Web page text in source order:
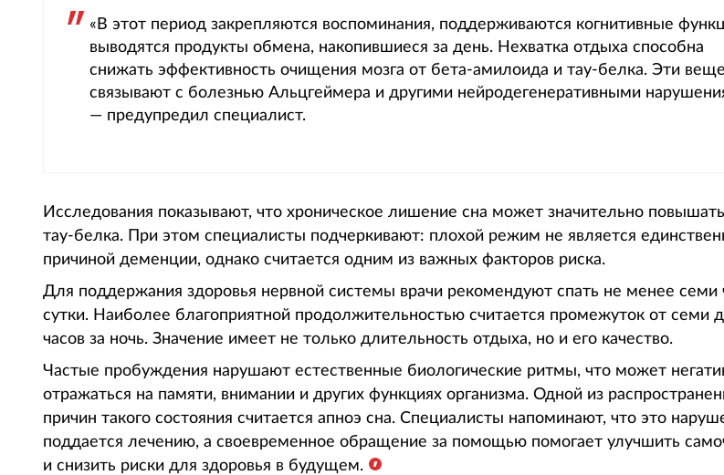
«В этот период закрепляются воспоминания, поддерживаются когнитивные
выводятся продукты обмена, накопившиеся за день. Нехватка отдыха способна
снижать эффективность очищения мозга от бета-амилоида и тау-белка. Эти
связывают с болезнью Альцгеймера и другими нейродегенеративными
— предупредил специалист.
Исследования показывают, что хроническое лишение сна может значительно
тау-белка. При этом специалисты подчеркивают: плохой режим не является
причиной деменции, однако считается одним из важных факторов риска.
Для поддержания здоровья нервной системы врачи рекомендуют спать не менее семи
сутки. Наиболее благоприятной продолжительностью считается промежуток от семи
часов за ночь. Значение имеет не только длительность отдыха, но и его качество.
Частые пробуждения нарушают естественные биологические ритмы, что может
отражаться на памяти, внимании и других функциях организма. Одной из
причин такого состояния считается апноэ сна. Специалисты напоминают, что это
поддается лечению, а своевременное обращение за помощью помогает улучшить
и снизить риски для здоровья в будущем.